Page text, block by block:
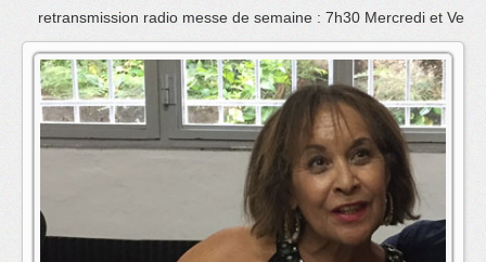
Emissions
News
Vidéo
retransmission radio messe de semaine : 7h30 Mercredi et